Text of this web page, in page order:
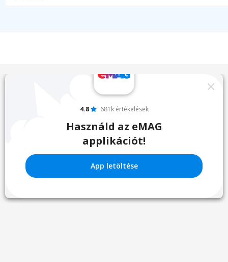
4.8 681k értékelések
Használd az eMAG
applikációt!
App letöltése